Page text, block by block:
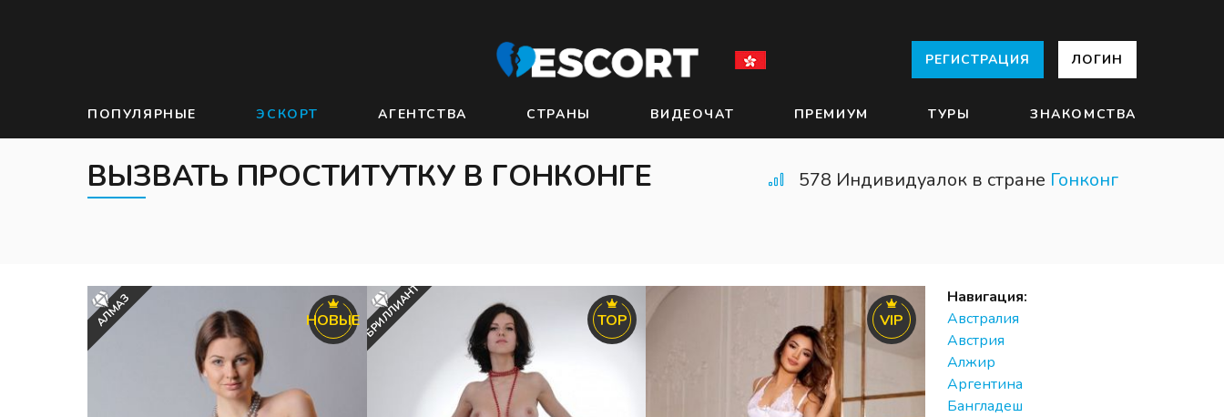
РЕГИСТРАЦИЯ ЛОГИН
ПОПУЛЯРНЫЕ ЭСКОРТ АГЕНТСТВА СТРАНЫ ВИДЕОЧАТ ПРЕМИУМ ТУРЫ ЗНАКОМСТВА
ВЫЗВАТЬ ПРОСТИТУТКУ В ГОНКОНГЕ 578 Индивидуалок в стране Гонконг
НОВЫЕ
АЛМАЗ TOP
БРИЛЛИАНТ VIP
Навигация:
Австралия
Австрия
Алжир
Аргентина
Бангладеш